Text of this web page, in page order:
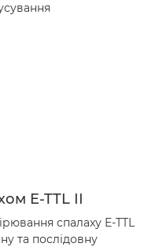
E-TTL II
спалаху E-TTL
та послідовну